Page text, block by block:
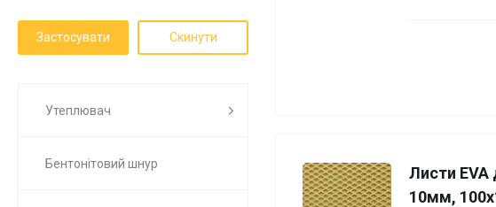
Утеплювач
Бентонітовий шнур
Листи EVA
10мм,